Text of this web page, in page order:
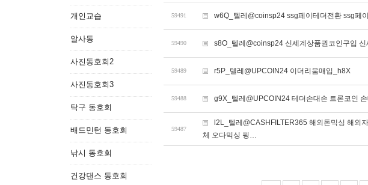
개인교습
알사동
사진동호회2
사진동호회3
탁구 동호회
배드민턴 동호회
낚시 동호회
건강댄스 동호회
59491 w6Q_텔레@coinsp24 ssg페이테더전환 ssg페
59490 s8O_텔레@coinsp24 신세계상품권코인구입
59489 r5P_텔레@UPCOIN24 이더리움매입_h8X
59488 g9X_텔레@UPCOIN24 테더손대손 트론코인
59487
l2L_텔레@CASHFILTER365 해외돈믹싱 해외
체 오다믹싱 핑…